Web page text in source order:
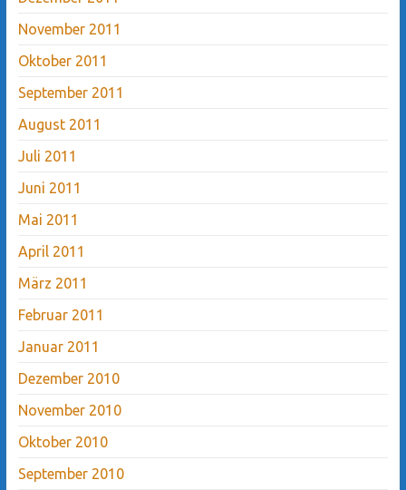
November 2011
Oktober 2011
September 2011
August 2011
Juli 2011
Juni 2011
Mai 2011
April 2011
März 2011
Februar 2011
Januar 2011
Dezember 2010
November 2010
Oktober 2010
September 2010